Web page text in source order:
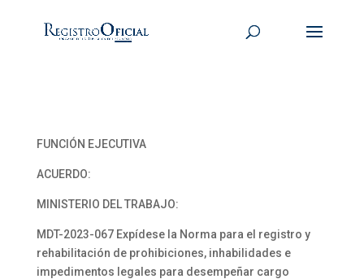
FUNCIÓN EJECUTIVA
ACUERDO:
MINISTERIO DEL TRABAJO:
MDT-2023-067 Expídese la Norma para el registro y
rehabilitación de prohibiciones, inhabilidades e
impedimentos legales para desempeñar cargo